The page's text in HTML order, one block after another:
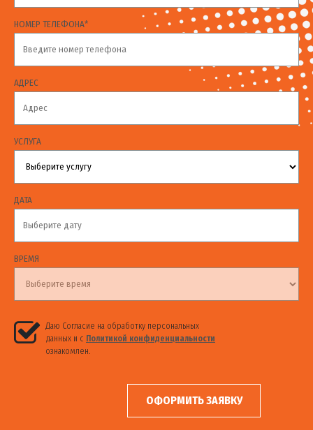
НОМЕР ТЕЛЕФОНА*
АДРЕС
УСЛУГА
ДАТА
ВРЕМЯ
Даю Согласие на обработку персональных
данных и с Политикой конфиденциальности
ознакомлен.
ОФОРМИТЬ ЗАЯВКУ